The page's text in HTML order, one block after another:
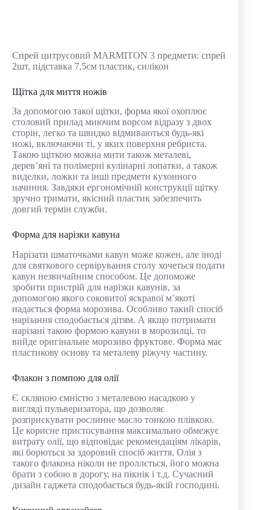
Спрей цитрусовий MARMITON 3 предмети: спрей
2шт, підставка 7,5см пластик, силікон
Щітка для миття ножів
За допомогою такої щітки, форма якої охоплює
столовий прилад миючим ворсом відразу з двох
сторін, легко та швидко відмиваються будь-які
ножі, включаючи ті, у яких поверхня ребриста.
Такою щіткою можна мити також металеві,
дерев’яні та полімерні кулінарні лопатки, а також
виделки, ложки та інші предмети кухонного
начиння. Завдяки ергономічній конструкції щітку
зручно тримати, якісний пластик забезпечить
довгий термін служби.
Форма для нарізки кавуна
Нарізати шматочками кавун може кожен, але іноді
для святкового сервірування столу хочеться подати
кавун незвичайним способом. Це допоможе
зробити пристрій для нарізки кавунів, за
допомогою якого соковитої яскравої м’якоті
надається форма морозива. Особливо такий спосіб
нарізання сподобається дітям. А якщо потримати
нарізані такою формою кавуни в морозилці, то
вийде оригінальне морозиво фруктове. Форма має
пластикову основу та металеву ріжучу частину.
Флакон з помпою для олії
Є скляною ємністю з металевою насадкою у
вигляді пульверизатора, що дозволяє
розприскувати рослинне масло тонкою плівкою.
Це корисне пристосування максимально обмежує
витрату олії, що відповідає рекомендаціям лікарів,
які борються за здоровий спосіб життя. Олія з
такого флакона ніколи не проллється, його можна
брати з собою в дорогу, на пікнік і т.д. Сучасний
дизайн гаджета сподобається будь-якій господині.